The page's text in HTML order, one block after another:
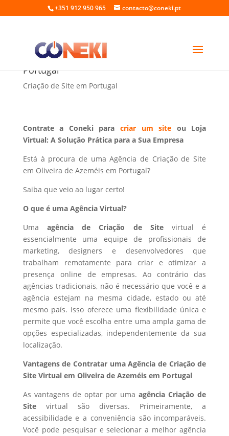
+351 912 950 965 contacto@coneki.pt
Criação de Site em Oliveira de Azeméis
Portugal
Criação de Site em Portugal
Contrate a Coneki para criar um site ou Loja
Virtual: A Solução Prática para a Sua Empresa
Está à procura de uma Agência de Criação de Site
em Oliveira de Azeméis em Portugal?
Saiba que veio ao lugar certo!
O que é uma Agência Virtual?
Uma agência de Criação de Site virtual é
essencialmente uma equipe de profissionais de
marketing, designers e desenvolvedores que
trabalham remotamente para criar e otimizar a
presença online de empresas. Ao contrário das
agências tradicionais, não é necessário que você e a
agência estejam na mesma cidade, estado ou até
mesmo país. Isso oferece uma flexibilidade única e
permite que você escolha entre uma ampla gama de
opções especializadas, independentemente da sua
localização.
Vantagens de Contratar uma Agência de Criação de
Site Virtual em Oliveira de Azeméis em Portugal
As vantagens de optar por umaagência Criação de
Sitevirtual são diversas. Primeiramente, a
acessibilidade e a conveniência são incomparáveis.
Você pode pesquisar e selecionar a melhor agência